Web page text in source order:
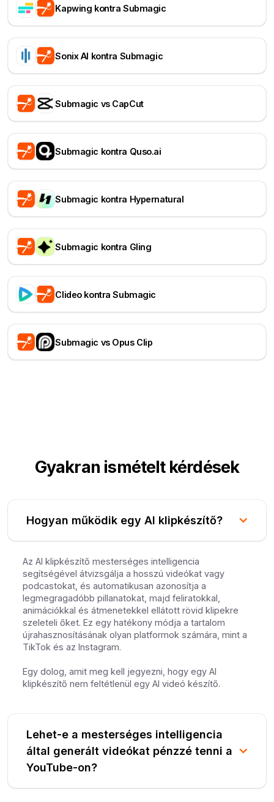
Kapwing kontra Submagic
Sonix AI kontra Submagic
Submagic vs CapCut
Submagic kontra Quso.ai
Submagic kontra Hypernatural
Submagic kontra Gling
Clideo kontra Submagic
Submagic vs Opus Clip
Gyakran ismételt kérdések
Hogyan működik egy AI klipkészítő?
Az AI klipkészítő mesterséges intelligencia
segítségével átvizsgálja a hosszú videókat vagy
podcastokat, és automatikusan azonosítja a
legmegragadóbb pillanatokat, majd feliratokkal,
animációkkal és átmenetekkel ellátott rövid klipekre
szeleteli őket. Ez egy hatékony módja a tartalom
újrahasznosításának olyan platformok számára, mint a
TikTok és az Instagram.
Egy dolog, amit meg kell jegyezni, hogy egy AI
klipkészítő nem feltétlenül egy AI videó készítő.
Lehet-e a mesterséges intelligencia
által generált videókat pénzzé tenni a
YouTube-on?